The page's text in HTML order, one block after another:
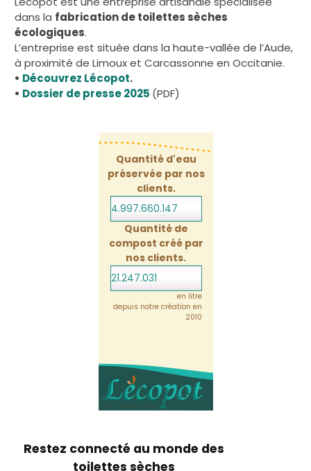
dans la fabrication de toilettes sèches
écologiques.
L’entreprise est située dans la haute-vallée de l’Aude,
à proximité de Limoux et Carcassonne en Occitanie.
• Découvrez Lécopot.
• Dossier de presse 2025 (PDF)
Quantité d'eau
préservée par nos
clients.
4.997.660.169
Quantité de
compost créé par
nos clients.
21.247.031
en litre
depuis notre création en
2010
Restez connecté au monde des
toilettes sèches